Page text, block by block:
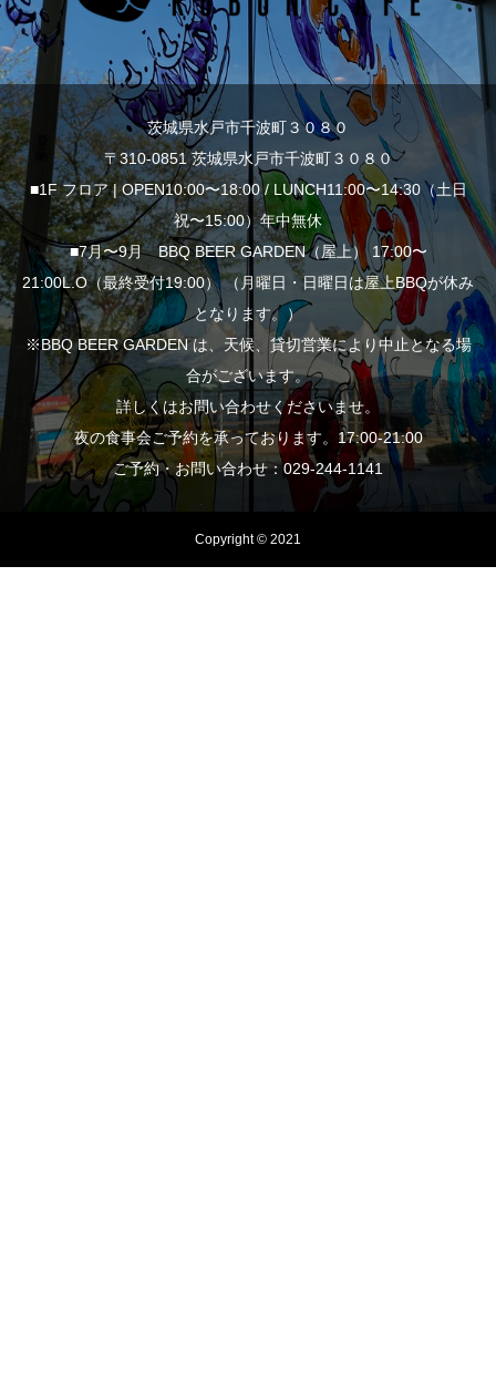
茨城県水戸市千波町３０８０
〒310-0851 茨城県水戸市千波町３０８０
■1F フロア | OPEN10:00〜18:00 / LUNCH11:00〜14:30（土日
祝〜15:00）年中無休
■7月〜9月 BBQ BEER GARDEN（屋上） 17:00〜
21:00L.O（最終受付19:00） （月曜日・日曜日は屋上BBQが休み
となります。）
※BBQ BEER GARDEN は、天候、貸切営業により中止となる場
合がございます。
詳しくはお問い合わせくださいませ。
夜の食事会ご予約を承っております。17:00-21:00
ご予約・お問い合わせ：029-244-1141
Copyright © 2021